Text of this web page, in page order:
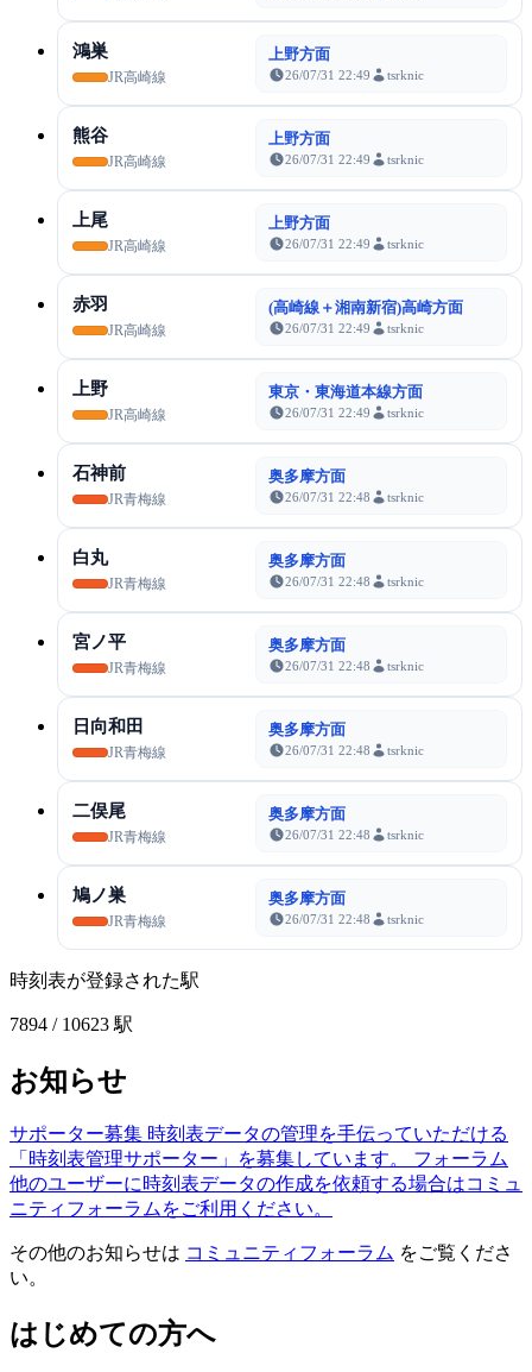
鴻巣
JR高崎線
上野方面
26/07/31 22:49 tsrknic
熊谷
JR高崎線
上野方面
26/07/31 22:49 tsrknic
上尾
JR高崎線
上野方面
26/07/31 22:49 tsrknic
赤羽
JR高崎線
(高崎線＋湘南新宿)高崎方面
26/07/31 22:49 tsrknic
上野
JR高崎線
東京・東海道本線方面
26/07/31 22:49 tsrknic
石神前
JR青梅線
奥多摩方面
26/07/31 22:48 tsrknic
白丸
JR青梅線
奥多摩方面
26/07/31 22:48 tsrknic
宮ノ平
JR青梅線
奥多摩方面
26/07/31 22:48 tsrknic
日向和田
JR青梅線
奥多摩方面
26/07/31 22:48 tsrknic
二俣尾
JR青梅線
奥多摩方面
26/07/31 22:48 tsrknic
鳩ノ巣
JR青梅線
奥多摩方面
26/07/31 22:48 tsrknic
時刻表が登録された駅
7894 / 10623 駅
お知らせ
サポーター募集 時刻表データの管理を手伝っていただける
「時刻表管理サポーター」を募集しています。
フォーラム
他のユーザーに時刻表データの作成を依頼する場合はコミュ
ニティフォーラムをご利用ください。
その他のお知らせは コミュニティフォーラム をご覧くださ
い。
はじめての方へ